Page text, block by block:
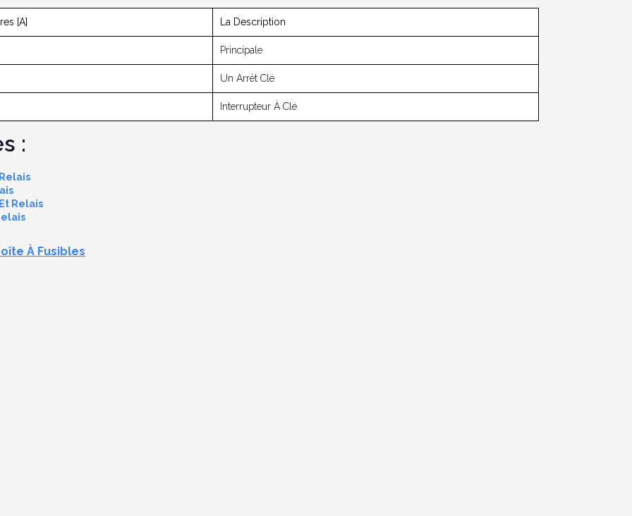
[A] La Description
Principale
Un Arrêt Clé
Interrupteur À Clé
:
Relais
À Fusibles